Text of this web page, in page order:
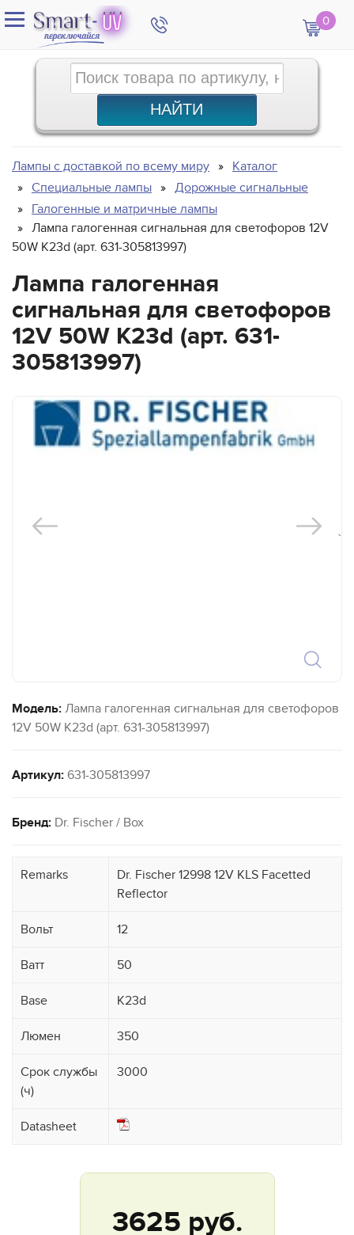
0
Лампы с доставкой по всему миру
Каталог
Специальные лампы
Дорожные сигнальные
Галогенные и матричные лампы
Лампа галогенная сигнальная для светофоров 12V
50W K23d (арт. 631-305813997)
Лампа галогенная
сигнальная для светофоров
12V 50W K23d (арт. 631-
305813997)
`
Модель: Лампа галогенная сигнальная для светофоров
12V 50W K23d (арт. 631-305813997)
Артикул: 631-305813997
Бренд: Dr. Fischer / Box
Remarks
Dr. Fischer 12998 12V KLS Facetted
Reflector
Вольт 12
Ватт 50
Base K23d
Люмен 350
Срок службы
(ч)
3000
Datasheet
3625 руб.